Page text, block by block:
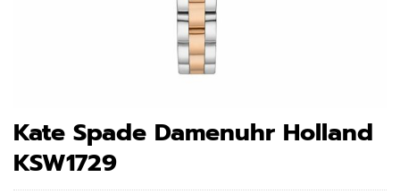
Kate Spade Damenuhr Holland
KSW1729